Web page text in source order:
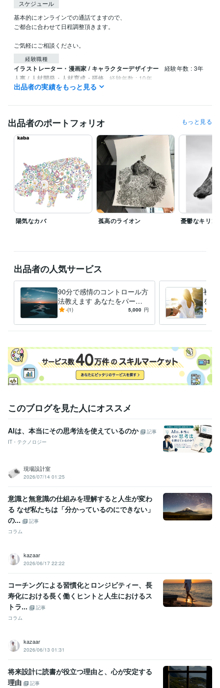
スケジュール
基本的にオンラインでの通話てますので、
ご都合に合わせて日程調整頂きます。
ご気軽にご相談ください。
経験職種
イラストレーター・漫画家 / キャラクターデザイナー 経験年数 : 3年
人事 / 人材開発・人材育成・研修 経験年数 : 10年
ライフスタイル・その他 / カウンセラー・コーチ
リーフラス株式会社 2023年3月 ~ 現在
継続力を１０倍向上させる仕組みづくりと思考法
ビジネス・クリエイティブツール
PowerPoint:10年ChatGPT:1年
得意分野
学習指導・資格・キャリア相談 コーチングスキル 29期NLPプラク
ティショナーコース終了
習慣化トレーナー養成コース 第2期 修了
フ
ォトリーディングスキル
オンラインNLPプラクティショナーコース
デザイン制作 動物等のデザイン、プロダクトアート
英語 日常会話レベル
出品者の実績をもっと見る
出品者のポートフォリオ もっと見る
陽気なカバ 孤高のライオン 憂鬱なキリン
出品者の人気サービス
90分で感情のコントロール方
法教えます あなたをパーソ
ナルコーチングしてアンガー
-(1) 5,000 円
初心
を育
も短
このブログを見た人にオススメ
AIは、本当にその思考法を使えているのか
記事
IT・テクノロジー
現場設計室
2026/07/14 01:25
意識と無意識の仕組みを理解すると人生が変わ
る なぜ私たちは「分かっているのにできない」
の...
記事
コラム
kazaar
2026/06/17 22:22
コーチングによる習慣化とロンジビティー、長
寿化における長く働くヒントと人生におけるス
トラ...
記事
コラム
kazaar
2026/06/13 01:31
将来設計に読書が役立つ理由と、心が安定する
理由
記事